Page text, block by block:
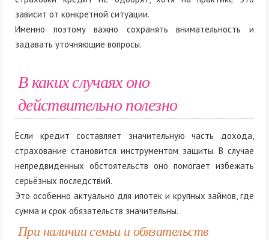
зависит от конкретной ситуации.
Именно поэтому важно сохранять внимательность и
задавать уточняющие вопросы.
В каких случаях оно
действительно полезно
Если кредит составляет значительную часть дохода,
страхование становится инструментом защиты. В случае
непредвиденных обстоятельств оно помогает избежать
серьёзных последствий.
Это особенно актуально для ипотек и крупных займов, где
сумма и срок обязательств значительны.
При наличии семьи и обязательств